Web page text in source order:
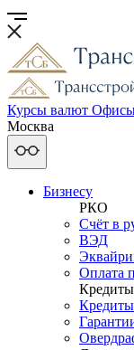
Курсы валют
Москва
Бизнесу
РКО
Счёт в
ВЭД
Оплата
Кредиты
Кредиты